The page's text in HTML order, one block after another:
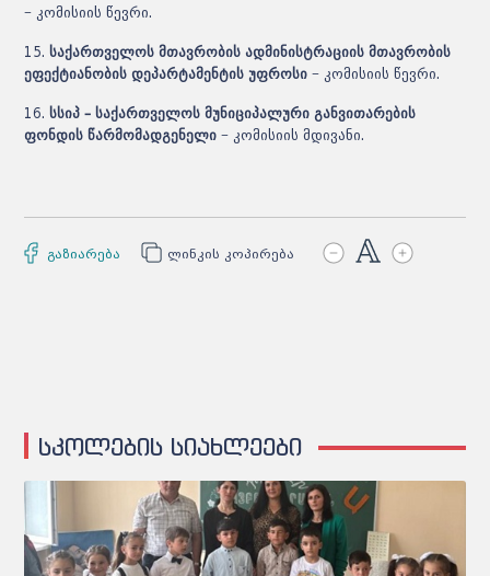
− კომისიის წევრი.
15. საქართველოს მთავრობის ადმინისტრაციის მთავრობის
ეფექტიანობის დეპარტამენტის უფროსი − კომისიის წევრი.
16. სსიპ – საქართველოს მუნიციპალური განვითარების
ფონდის წარმომადგენელი − კომისიის მდივანი.
გაზიარება ლინკის კოპირება
სკოლების სიახლეები